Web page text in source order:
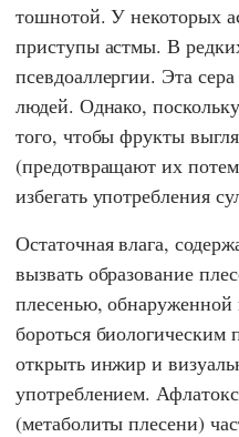
тошнотой. У некоторых
приступы астмы. В
псевдоаллергии. Эта
людей. Однако,
того, чтобы фрукты
(предотвращают их
избегать употребления
Остаточная влага,
вызвать образование
плесенью,
бороться биологическим
открыть инжир и
употреблением.
(метаболиты плесени)